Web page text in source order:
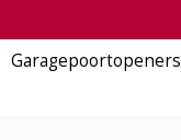
Garagepoortopeners